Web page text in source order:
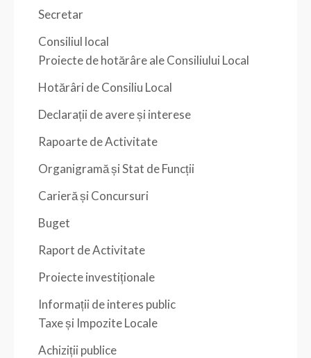
Secretar
Consiliul local
Proiecte de hotărâre ale Consiliului Local
Hotărâri de Consiliu Local
Declarații de avere și interese
Rapoarte de Activitate
Organigramă și Stat de Funcții
Carieră și Concursuri
Buget
Raport de Activitate
Proiecte investiționale
Informații de interes public
Taxe și Impozite Locale
Achiziții publice